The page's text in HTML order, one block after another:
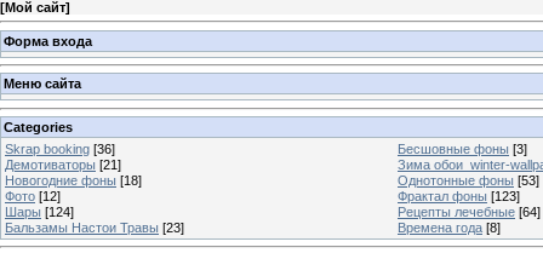
[Мой сайт]
Форма входа
Меню сайта
Categories
Skrap booking [36] Бесшовные фоны [3]
Демотиваторы [21]
Зима обои_winter-
Новогодние фоны [18] Однотонные фоны [53]
Фото [12] Фрактал фоны [123]
Шары [124] Рецепты лечебные [64]
Бальзамы Настои Травы [23] Времена года [8]